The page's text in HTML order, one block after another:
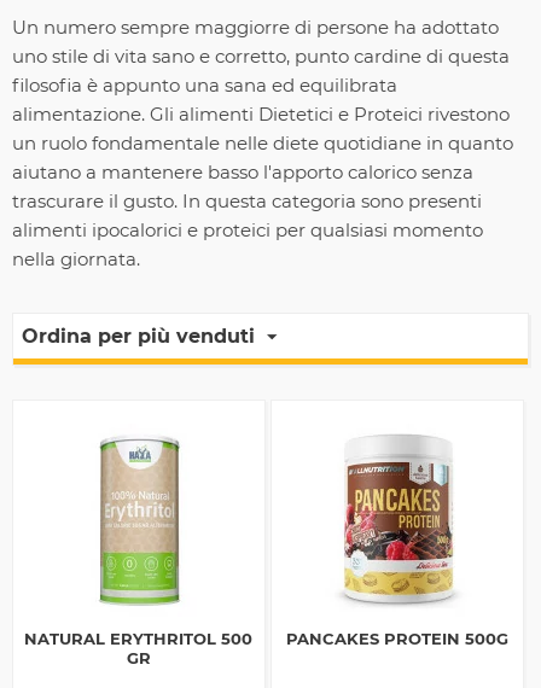
Un numero sempre maggiorre di persone ha adottato
uno stile di vita sano e corretto, punto cardine di questa
filosofia è appunto una sana ed equilibrata
alimentazione. Gli alimenti Dietetici e Proteici rivestono
un ruolo fondamentale nelle diete quotidiane in quanto
aiutano a mantenere basso l'apporto calorico senza
trascurare il gusto. In questa categoria sono presenti
alimenti ipocalorici e proteici per qualsiasi momento
nella giornata.
Ordina per più venduti
NATURAL ERYTHRITOL 500
GR
PANCAKES PROTEIN 500G